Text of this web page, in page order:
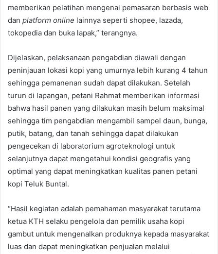
memberikan pelatihan mengenai pemasaran berbasis web
dan platform online lainnya seperti shopee, lazada,
tokopedia dan buka lapak,” terangnya.
Dijelaskan, pelaksanaan pengabdian diawali dengan
peninjauan lokasi kopi yang umurnya lebih kurang 4 tahun
sehingga pemanenan sudah dapat dilakukan. Setelah
turun di lapangan, petani Rahmat memberikan informasi
bahwa hasil panen yang dilakukan masih belum maksimal
sehingga tim pengabdian mengambil sampel daun, bunga,
putik, batang, dan tanah sehingga dapat dilakukan
pengecekan di laboratorium agroteknologi untuk
selanjutnya dapat mengetahui kondisi geografis yang
optimal yang dapat meningkatkan kualitas panen petani
kopi Teluk Buntal.
“Hasil kegiatan adalah pemahaman masyarakat terutama
ketua KTH selaku pengelola dan pemilik usaha kopi
gambut untuk mengenalkan produknya kepada masyarakat
luas dan dapat meningkatkan penjualan melalui